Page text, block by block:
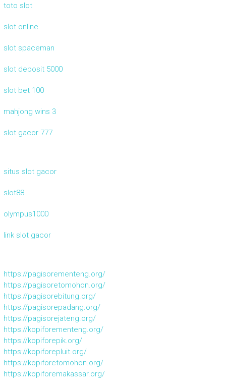
toto slot
slot online
slot spaceman
slot deposit 5000
slot bet 100
mahjong wins 3
slot gacor 777
situs slot gacor
slot88
olympus1000
link slot gacor
https://pagisorementeng.org/
https://pagisoretomohon.org/
https://pagisorebitung.org/
https://pagisorepadang.org/
https://pagisorejateng.org/
https://kopiforementeng.org/
https://kopiforepik.org/
https://kopiforepluit.org/
https://kopiforetomohon.org/
https://kopiforemakassar.org/